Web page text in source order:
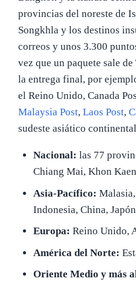
provincias del noreste de
Songkhla y los destinos
correos y unos 3.300
vez que un paquete sale
la entrega final, por
el Reino Unido, Canada
Malaysia Post, Laos Post,
sudeste asiático
Nacional: las 77
Chiang Mai, Khon
Asia-Pacífico:
Indonesia, China,
Europa: Reino Unido,
América del Norte:
Oriente Medio y más